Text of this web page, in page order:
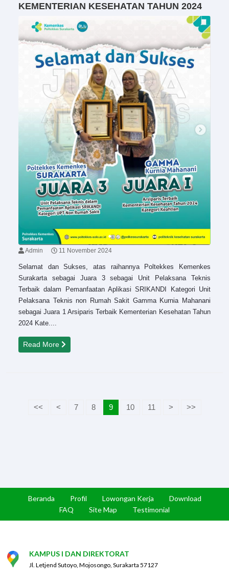
KEMENTERIAN KESEHATAN TAHUN 2024
Admin 11 November 2024
Selamat dan Sukses, atas raihannya Poltekkes Kemenkes
Surakarta sebagai Juara 3 sebagai Unit Pelaksana Teknis
Terbaik dalam Pemanfaatan Aplikasi SRIKANDI Kategori Unit
Pelaksana Teknis non Rumah Sakit Gamma Kurnia Mahanani
sebagai Juara 1 Arsiparis Terbaik Kementerian Kesehatan Tahun
2024 Kate....
Read More
<< < 7 8 9 10 11 > >>
Beranda Profil Lowongan Kerja
Download
FAQ
Site Map Testimonial
KAMPUS I DAN DIREKTORAT
Jl. Letjend Sutoyo, Mojosongo, Surakarta 57127